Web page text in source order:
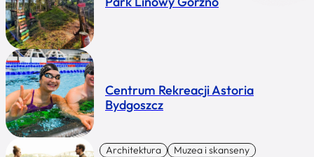
Centrum Rekreacji Astoria
Bydgoszcz
Architektura Muzea i skanseny